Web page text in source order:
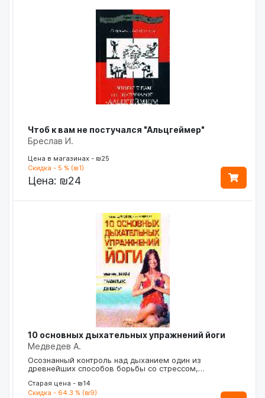
Чтоб к вам не постучался "Альцгеймер"
Бреслав И.
Цена в магазинах - ₪25
Скидка - 5 % (₪1)
Цена: ₪24
10 основных дыхательных упражнений йоги
Медведев А.
Осознанный контроль над дыханием один из
древнейших способов борьбы со стрессом,…
Старая цена - ₪14
Скидка - 64.3 % (₪9)